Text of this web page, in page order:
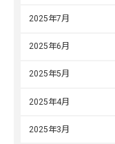
2025年7月
2025年6月
2025年5月
2025年4月
2025年3月